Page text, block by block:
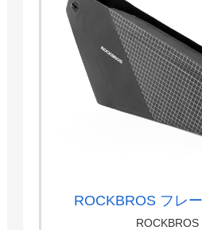
ROCKBROS フレ
ROCKBROS